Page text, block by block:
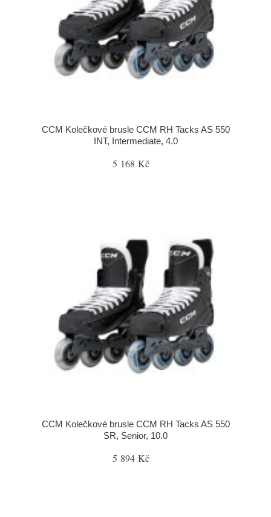
CCM Kolečkové brusle CCM RH Tacks AS 550
INT, Intermediate, 4.0
5 168 Kč
CCM Kolečkové brusle CCM RH Tacks AS 550
SR, Senior, 10.0
5 894 Kč